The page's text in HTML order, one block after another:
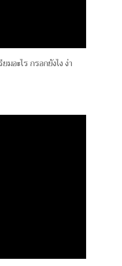
มอะไร กรอกยังไง ง่า